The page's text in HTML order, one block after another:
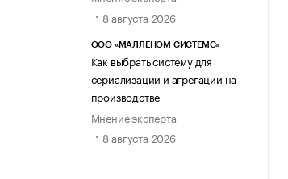
8 августа 2026
ООО «МАЛЛЕНОМ СИСТЕМС»
Как выбрать систему для
сериализации и агрегации на
производстве
Мнение эксперта
8 августа 2026